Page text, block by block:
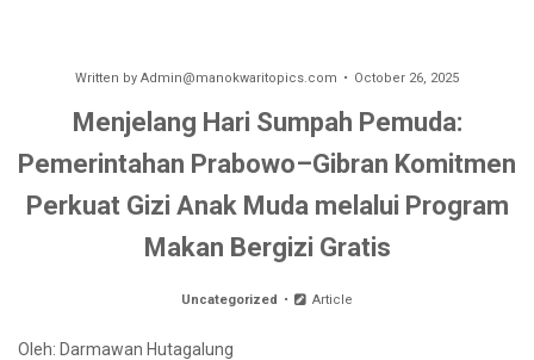
Written by Admin@manokwaritopics.com October 26, 2025
Menjelang Hari Sumpah Pemuda:
Pemerintahan Prabowo–Gibran Komitmen
Perkuat Gizi Anak Muda melalui Program
Makan Bergizi Gratis
Uncategorized Article
Oleh: Darmawan Hutagalung